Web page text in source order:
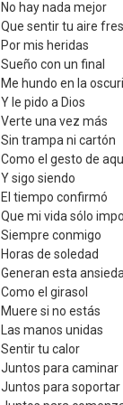
No hay nada mejor
Que sentir tu aire
Por mis heridas
Sueño con un final
Me hundo en la
Y le pido a Dios
Verte una vez más
Sin trampa ni cartón
Como el gesto de
Y sigo siendo
El tiempo confirmó
Que mi vida sólo
Siempre conmigo
Horas de soledad
Generan esta
Como el girasol
Muere si no estás
Las manos unidas
Sentir tu calor
Juntos para caminar
Juntos para soportar